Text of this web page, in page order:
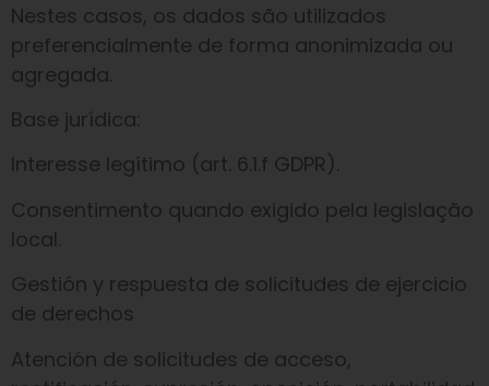
Nestes casos, os dados são utilizados
preferencialmente de forma anonimizada ou
agregada.
Base jurídica:
Interesse legítimo (art. 6.1.f GDPR).
Consentimento quando exigido pela legislação
local.
Gestión y respuesta de solicitudes de ejercicio
de derechos
Atención de solicitudes de acceso,